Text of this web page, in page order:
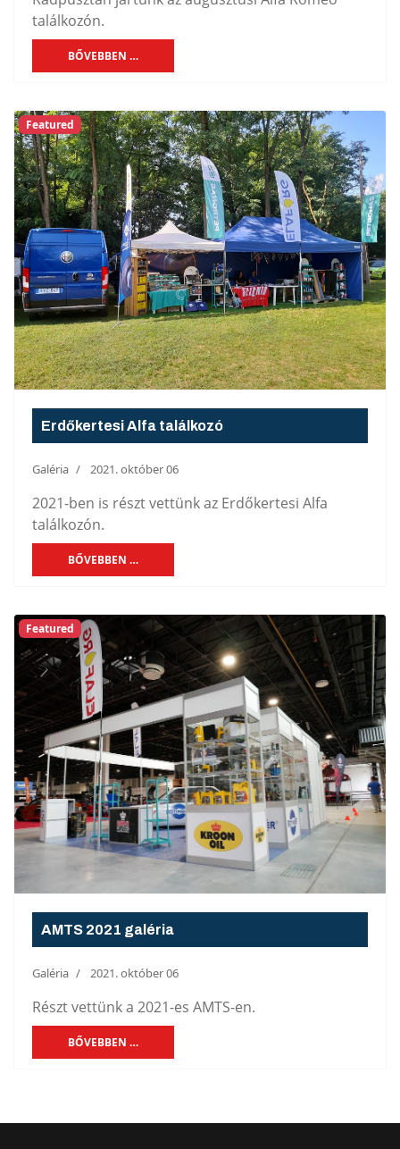
találkozón.
BŐVEBBEN …
Featured
Erdőkertesi Alfa találkozó
Galéria 2021. október 06
2021-ben is részt vettünk az Erdőkertesi Alfa
találkozón.
BŐVEBBEN …
Featured
AMTS 2021 galéria
Galéria 2021. október 06
Részt vettünk a 2021-es AMTS-en.
BŐVEBBEN …